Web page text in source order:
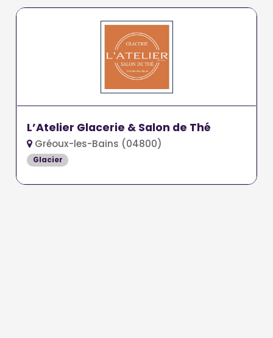
L’Atelier Glacerie & Salon de Thé
Gréoux-les-Bains (04800)
Glacier